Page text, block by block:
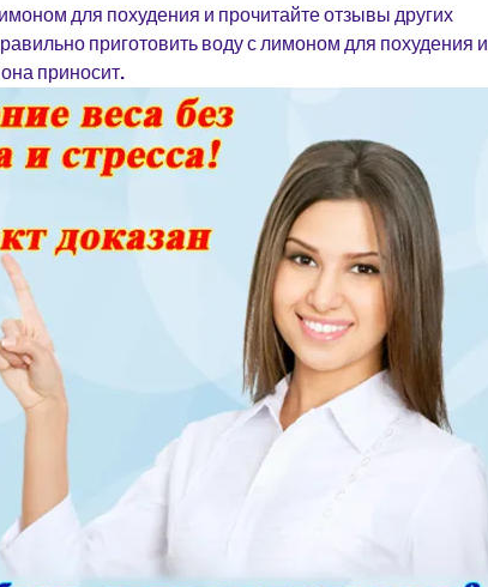
для похудения и прочитайте отзывы других
приготовить воду с лимоном для похудения и
приносит.